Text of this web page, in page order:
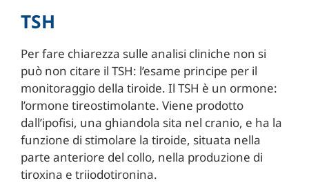
TSH
Per fare chiarezza sulle analisi cliniche non si
può non citare il TSH: l’esame principe per il
monitoraggio della tiroide. Il TSH è un ormone:
l’ormone tireostimolante. Viene prodotto
dall’ipofisi, una ghiandola sita nel cranio, e ha la
funzione di stimolare la tiroide, situata nella
parte anteriore del collo, nella produzione di
tiroxina e triiodotironina.